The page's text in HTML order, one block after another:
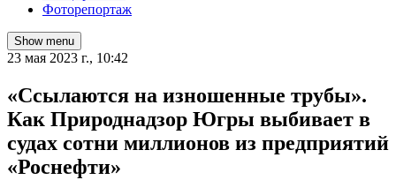
Фоторепортаж
Show menu
23 мая 2023 г., 10:42
​«Ссылаются на изношенные трубы».
Как Природнадзор Югры выбивает в
судах сотни миллионов из предприятий
«Роснефти»